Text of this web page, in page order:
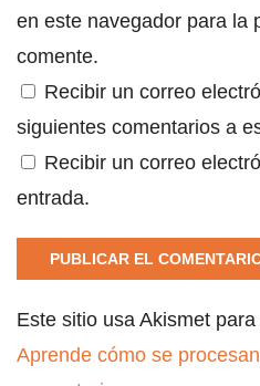
en este navegador para la
comente.
Recibir un correo
siguientes comentarios a
Recibir un correo
entrada.
Este sitio usa Akismet
Aprende cómo se